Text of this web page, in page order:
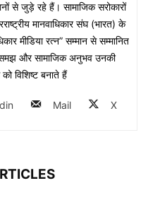
से जुड़े रहे हैं। सामाजिक सरोकारों
मानवाधिकार संघ (भारत) के
मीडिया रत्न” सम्मान से सम्मानित
समझ और सामाजिक अनुभव उनकी
विशिष्ट बनाते हैं
Mail X